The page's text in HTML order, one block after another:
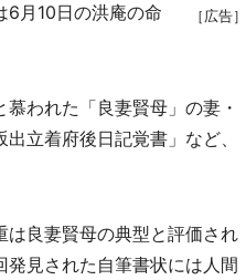
［広告］
月10日の洪庵の命
われた「良妻賢母」の妻・
立着府後日記覚書」など、
良妻賢母の典型と評価され
見された自筆書状には人間